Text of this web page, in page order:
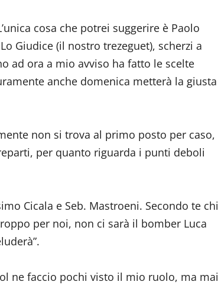
cosa che potrei suggerire è Paolo
Giudice (il nostro trezeguet), scherzi a
ad ora a mio avviso ha fatto le scelte
anche domenica metterà la giusta
non si trova al primo posto per caso,
per quanto riguarda i punti deboli
Cicala e Seb. Mastroeni. Secondo te chi
per noi, non ci sarà il bomber Luca
ne faccio pochi visto il mio ruolo, ma mai